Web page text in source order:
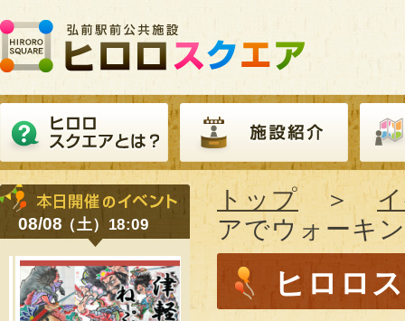
トップ＞
アでウォーキ
ヒロロ
08/08（土）18:09